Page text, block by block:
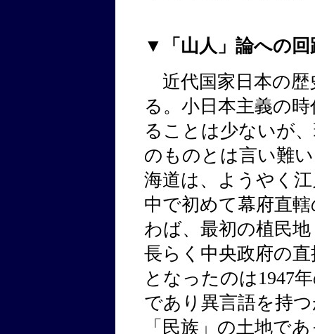
▼「山人」論への回
近代国家日本の歴
る。小日本主義の
ることは少ないが
のものとは言い難
海道は、ようやく
中で初めて幕府直
わば、最初の植民
長らく中央政府の
となったのは1947
であり異言語を持
「民族」の土地で